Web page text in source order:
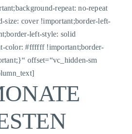
repeat: no-repeat
size: cover !important;border-left-
left-style: solid
color: #ffffff !important;border-
offset=“vc_hidden-sm